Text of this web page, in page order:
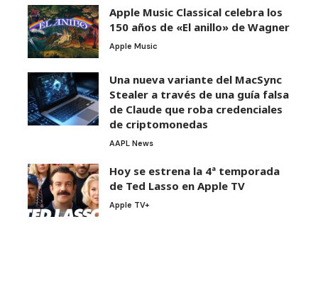
Apple Music Classical celebra los
150 años de «El anillo» de Wagner
Apple Music
Una nueva variante del MacSync
Stealer a través de una guía falsa
de Claude que roba credenciales
de criptomonedas
AAPL News
Hoy se estrena la 4ª temporada
de Ted Lasso en Apple TV
Apple TV+